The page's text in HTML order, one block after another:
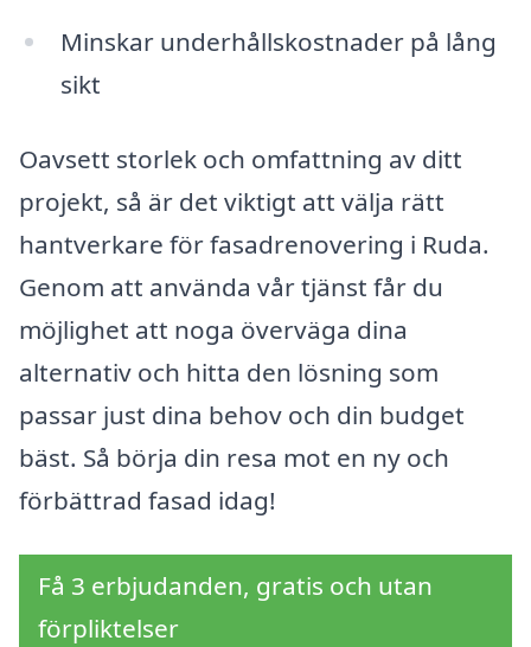
Minskar underhållskostnader på lång
sikt
Oavsett storlek och omfattning av ditt
projekt, så är det viktigt att välja rätt
hantverkare för fasadrenovering i Ruda.
Genom att använda vår tjänst får du
möjlighet att noga överväga dina
alternativ och hitta den lösning som
passar just dina behov och din budget
bäst. Så börja din resa mot en ny och
förbättrad fasad idag!
Få 3 erbjudanden, gratis och utan
förpliktelser